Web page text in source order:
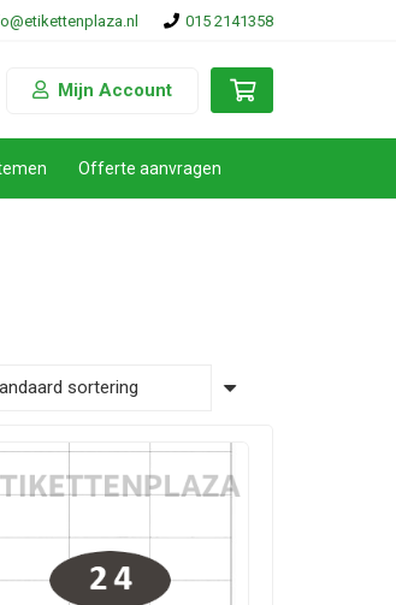
015 2141358
Mijn Account
Offerte aanvragen